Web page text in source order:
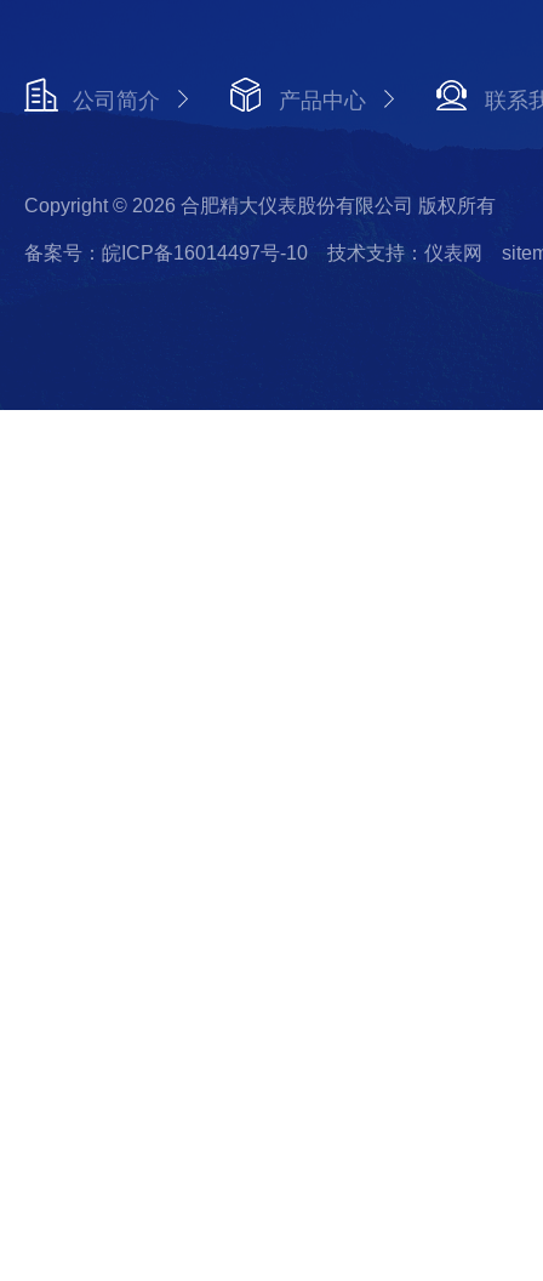
公司简介 产品中心 联系
Copyright © 2026 合肥精大仪表股份有限公司 版权所有
备案号：皖ICP备16014497号-10 技术支持：仪表网